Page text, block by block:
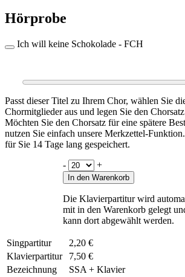
Hörprobe
Ich will keine Schokolade - FCH
Passt dieser Titel zu Ihrem Chor, wählen Sie
Chormitglieder aus und legen Sie den
Möchten Sie den Chorsatz für eine spätere
nutzen Sie einfach unsere Merkzettel-
für Sie 14 Tage lang gespeichert.
-
+
In den Warenkorb
Die Klavierpartitur wird
mit in den Warenkorb gelegt
kann dort abgewählt werden.
Singpartitur
2,20 €
Klavierpartitur
7,50 €
Bezeichnung
SSA + Klavier